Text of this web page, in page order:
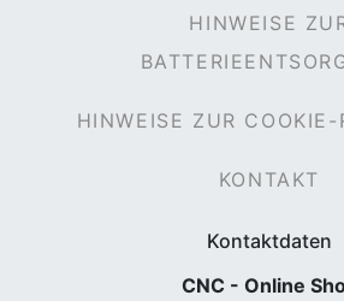
HINWEISE
HINWEISE ZUR COOKIE-
KONTAKT
Kontaktdaten
CNC - Online